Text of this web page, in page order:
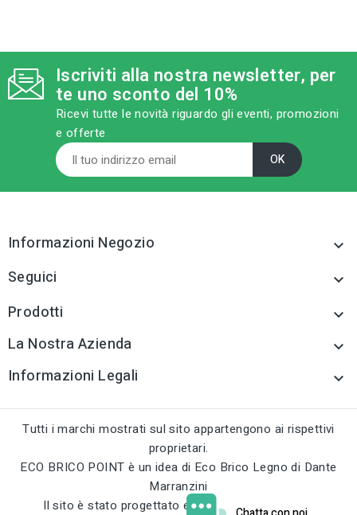
category
MODELLO
mm 10
sell
CATEGORIA PRODOTTO
Sollevamento/ancorag
gio e accessori
Disponibile online
Disponibile in negozio
Iscriviti alla nostra newsletter, per
te uno sconto del 10%
Ricevi tutte le novità riguardo gli eventi, promozioni
e offerte
Informazioni Negozio 
Seguici 
Prodotti 
La Nostra Azienda 
Informazioni Legali 
Tutti i marchi mostrati sul sito appartengono ai rispettivi
proprietari.
ECO BRICO POINT è un idea di Eco Brico Legno di Dante
Marranzini
Il sito è stato progettato e sviluppato da
curci.eu